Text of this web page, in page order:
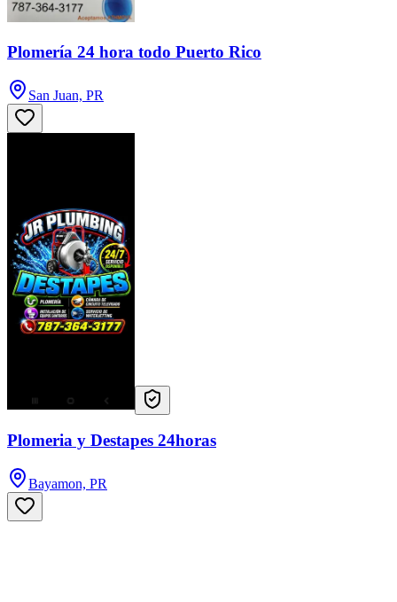
Plomería 24 hora todo Puerto Rico
San Juan, PR
Plomeria y Destapes 24horas
Bayamon, PR